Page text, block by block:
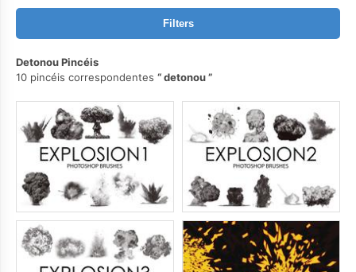
Filters
Detonou Pincéis
10 pincéis correspondentes
detonou